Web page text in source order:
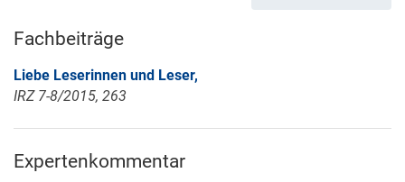
Fachbeiträge
Liebe Leserinnen und Leser,
IRZ 7-8/2015, 263
Expertenkommentar